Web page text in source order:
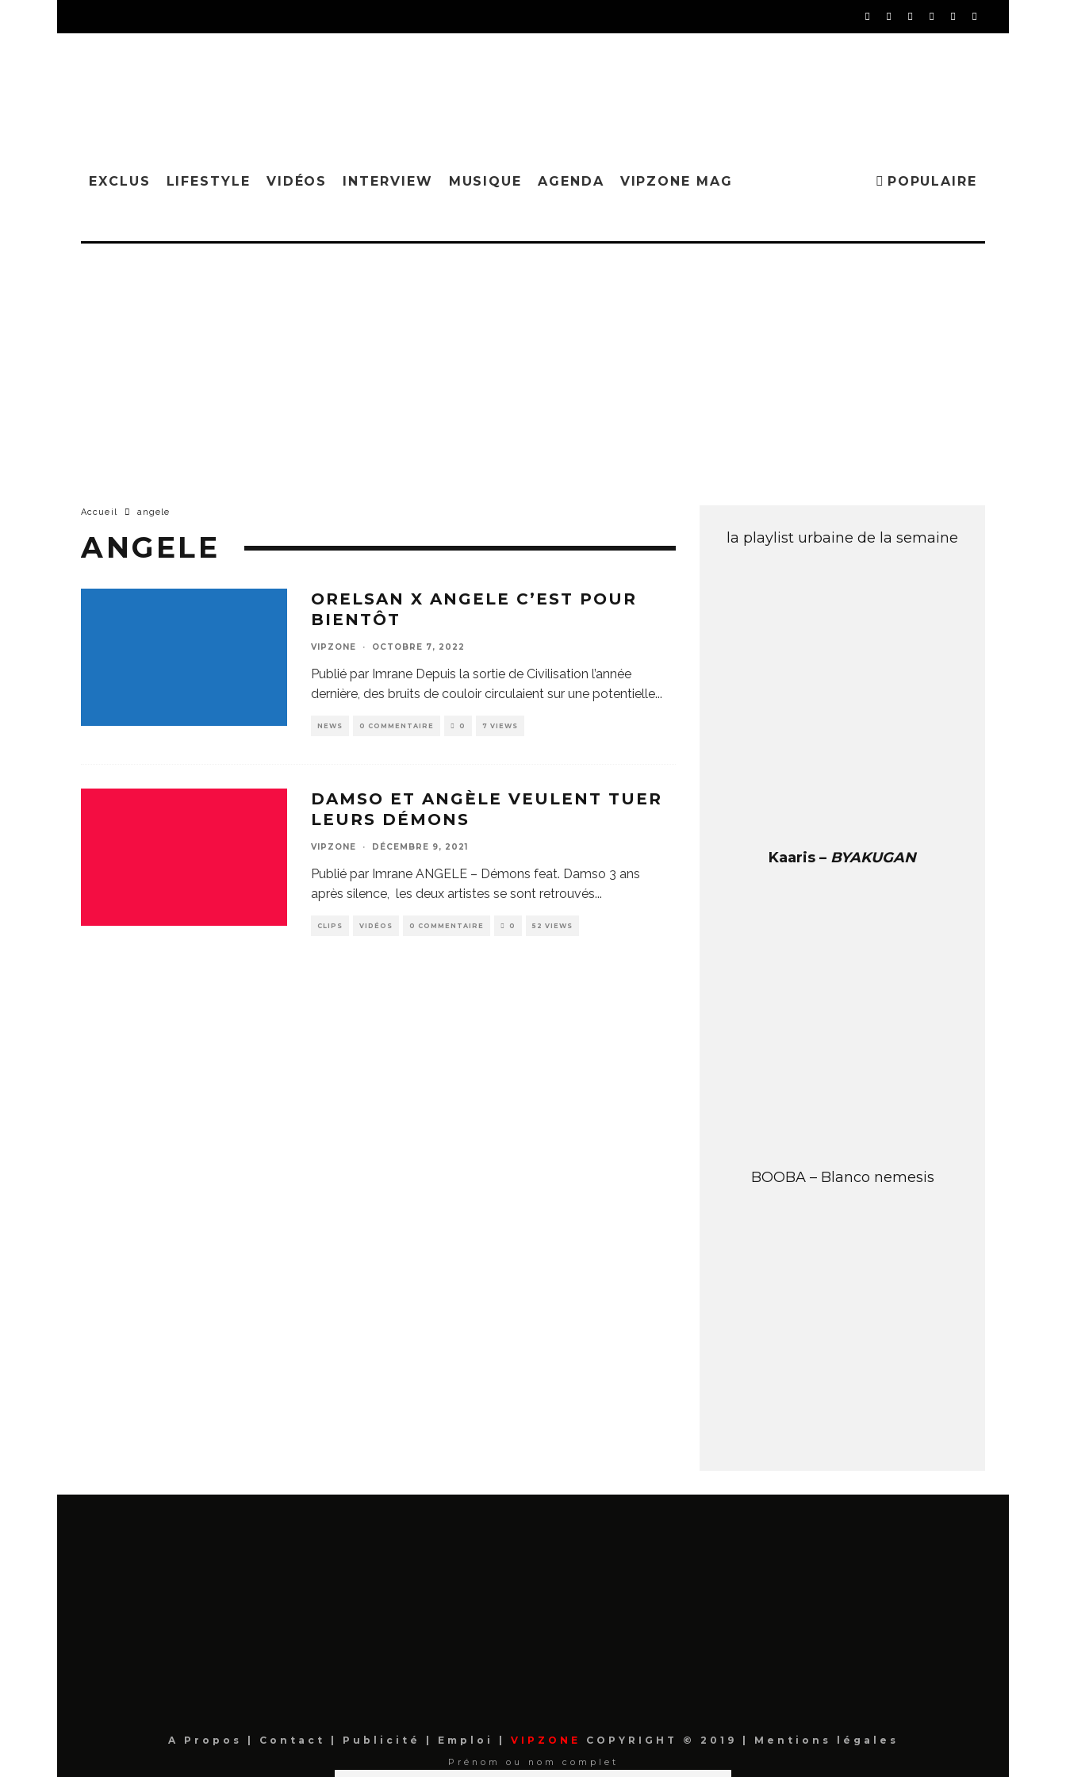
EXCLUS LIFESTYLE VIDÉOS INTERVIEW MUSIQUE AGENDA VIPZONE MAG POPULAIRE
Accueil angele
ANGELE
ORELSAN X ANGELE C’EST POUR
BIENTÔT
VIPZONE · OCTOBRE 7, 2022
Publié par Imrane Depuis la sortie de Civilisation l’année
dernière, des bruits de couloir circulaient sur une potentielle...
NEWS 0 COMMENTAIRE 0 7 VIEWS
DAMSO ET ANGÈLE VEULENT TUER
LEURS DÉMONS
VIPZONE · DÉCEMBRE 9, 2021
Publié par Imrane ANGELE – Démons feat. Damso 3 ans
après silence, les deux artistes se sont retrouvés...
CLIPS VIDÉOS 0 COMMENTAIRE 0 52 VIEWS
la playlist urbaine de la semaine
Kaaris – BYAKUGAN
BOOBA – Blanco nemesis
A Propos Contact Publicité Emploi VIPZONE COPYRIGHT © 2019 | Mentions légales
Prénom ou nom complet